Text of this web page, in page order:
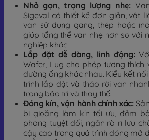
Nhỏ gọn, trọng lượng nhẹ:
Sigeval có thiết kế đơn giản, vật
van sử dụng gang, thép hoặc
giúp tổng thể van nhẹ hơn so với
nghiệp khác.
Lắp đặt dễ dàng, linh động:
Wafer, Lug cho phép tương thích
đường ống khác nhau. Kiểu kết
trình lắp đặt và tháo rời van
trong bảo trì và thay thế.
Đóng kín, vận hành chính xác:
bị gioăng làm kín tối ưu, đảm
phong tuyệt đối, ngăn rò rỉ lưu
cậy cao trong quá trình đóng mở